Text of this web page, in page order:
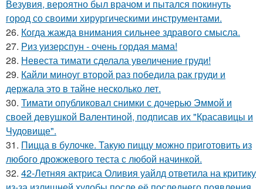
Везувия, вероятно был врачом и пытался покинуть
город со своими хирургическими инструментами.
26. Когда жажда внимания сильнее здравого смысла.
27. Риз уизерспун - очень гордая мама!
28. Невеста тимати сделала увеличение груди!
29. Кайли миноуг второй раз победила рак груди и
держала это в тайне несколько лет.
30. Тимати опубликовал снимки с дочерью Эммой и
своей девушкой Валентиной, подписав их "Красавицы и
Чудовище".
31. Пицца в булочке. Такую пиццу можно приготовить из
любого дрожжевого теста с любой начинкой.
32. 42-Летняя актриса Оливия уайлд ответила на критику